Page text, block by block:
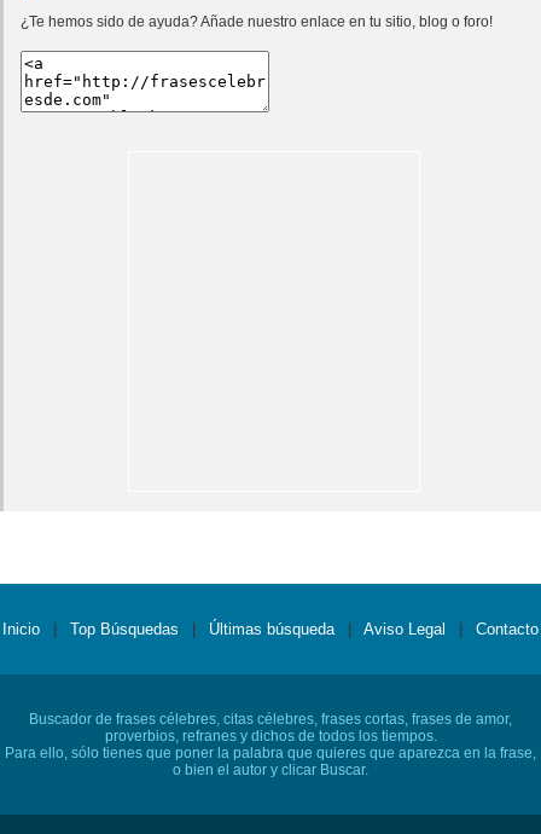
¿Te hemos sido de ayuda? Añade nuestro enlace en tu sitio, blog o foro!
Inicio Top Búsquedas Últimas búsqueda Aviso Legal Contacto
Buscador de frases célebres, citas célebres, frases cortas, frases de amor,
proverbios, refranes y dichos de todos los tiempos.
Para ello, sólo tienes que poner la palabra que quieres que aparezca en la frase,
o bien el autor y clicar Buscar.